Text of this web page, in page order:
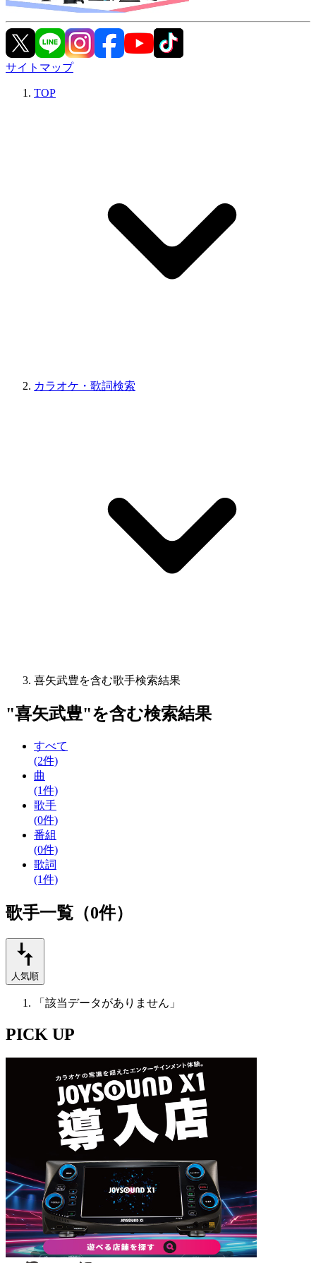
サイトマップ
TOP
カラオケ・歌詞検索
喜矢武豊を含む歌手検索結果
"喜矢武豊"を含む検索結果
すべて
(2件)
曲
(1件)
歌手
(0件)
番組
(0件)
歌詞
(1件)
歌手一覧（0件）
人気順
「該当データがありません」
PICK UP